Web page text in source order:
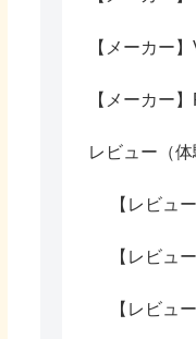
【メーカー
【メーカー
レビュー（体
【レビュ
【レビュ
【レビュ